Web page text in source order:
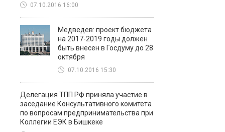
07.10.2016 16:00
Медведев: проект бюджета
на 2017-2019 годы должен
быть внесен в Госдуму до 28
октября
07.10.2016 15:30
Делегация ТПП РФ приняла участие в
заседание Консультативного комитета
по вопросам предпринимательства при
Коллегии ЕЭК в Бишкеке